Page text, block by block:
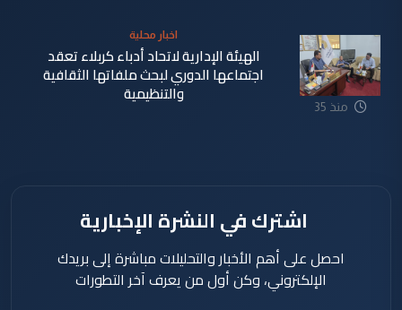
منذ 35
اخبار محلية
الهيئة الإدارية لاتحاد أدباء كربلاء تعقد
اجتماعها الدوري لبحث ملفاتها الثقافية
والتنظيمية
اشترك في النشرة الإخبارية
احصل على أهم الأخبار والتحليلات مباشرة إلى بريدك
الإلكتروني، وكن أول من يعرف آخر التطورات